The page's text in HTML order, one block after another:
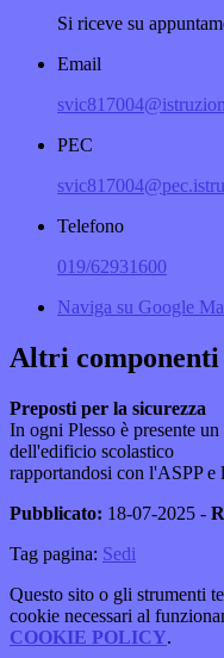
Si riceve su
Email
PEC
Telefono
019/62931600
Naviga su Google
Altri componenti
Preposti per la sicurezza
In ogni Plesso è presente
dell'edificio scolastico
rapportandosi con l'ASPP e
Pubblicato: 18-07-2025 -
Tag pagina: Sedi
Questo sito o gli strumenti
cookie necessari al
COOKIE POLICY.